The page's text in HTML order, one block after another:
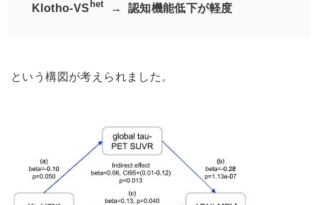
Klotho-VS het→ 認知機能低下が軽度
という構図が考えられました。